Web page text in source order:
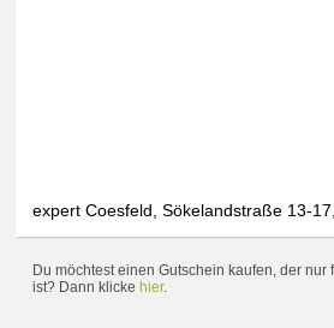
expert Coesfeld, Sökelandstraße 13-
Du möchtest einen Gutschein kaufen, der nur
ist? Dann klicke hier.